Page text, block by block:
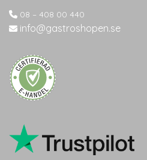
08 – 408 00 440
info@gastroshopen.se